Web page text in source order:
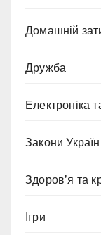
Домашній
Дружба
Електроніка
Закони
Здоров’я та
Ігри